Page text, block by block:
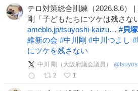
テロ対策総合訓練（2026.8.6） |
剛「子どもたちにツケは残さな
ameblo.jp/tsuyoshi-kaizu… #貝
維新の会 #中川剛 #中川つよし #
にツケを残さない
中川 剛（大阪府議会議員） @
2
1